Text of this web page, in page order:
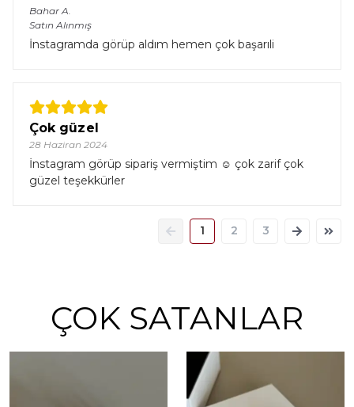
Bahar A.
Satın Alınmış
İnstagramda görüp aldım hemen çok başarıli
Çok güzel
28 Haziran 2024
İnstagram görüp sipariş vermiştim ☺️ çok zarif çok
güzel teşekkürler
1 2 3
ÇOK SATANLAR